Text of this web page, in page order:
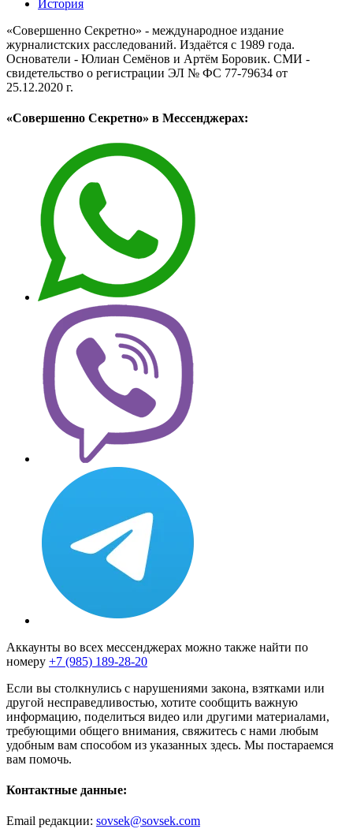
История
«Совершенно Секретно» - международное издание
журналистских расследований. Издаётся с 1989 года.
Основатели - Юлиан Семёнов и Артём Боровик. CМИ -
свидетельство о регистрации ЭЛ № ФС 77-79634 от
25.12.2020 г.
«Совершенно Секретно» в Мессенджерах:
Аккаунты во всех мессенджерах можно также найти по
номеру +7 (985) 189-28-20
Если вы столкнулись с нарушениями закона, взятками или
другой несправедливостью, хотите сообщить важную
информацию, поделиться видео или другими материалами,
требующими общего внимания, свяжитесь с нами любым
удобным вам способом из указанных здесь. Мы постараемся
вам помочь.
Контактные данные:
Email редакции: sovsek@sovsek.com